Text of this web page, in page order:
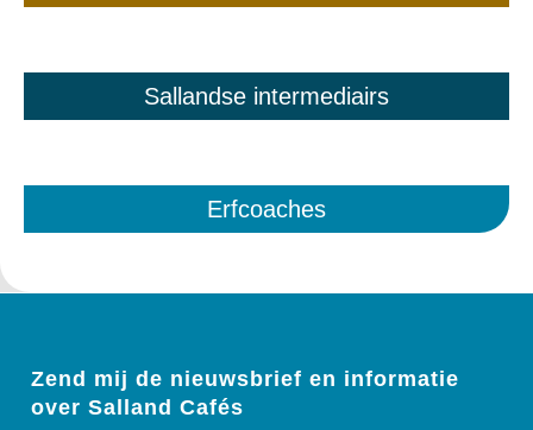
Sallandse intermediairs
Erfcoaches
Zend mij de nieuwsbrief en informatie
over Salland Cafés